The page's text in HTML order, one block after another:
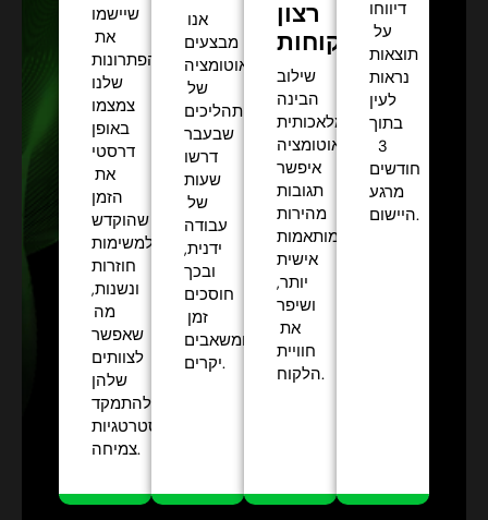
שיישמו
את
הפתרונות
שלנו
צמצמו
באופן
דרסטי
את
הזמן
שהוקדש
למשימות
חוזרות
ונשנות,
מה
שאפשר
לצוותים
שלהן
להתמקד
באסטרטגיות
צמיחה.
אנו
מבצעים
אוטומציה
של
תהליכים
שבעבר
דרשו
שעות
של
עבודה
ידנית,
ובכך
חוסכים
זמן
ומשאבים
יקרים.
רצון
הלקוחות:
שילוב
הבינה
המלאכותית
והאוטומציה
איפשר
תגובות
מהירות
ומותאמות
אישית
יותר,
ושיפר
את
חוויית
הלקוח.
דיווחו
על
תוצאות
נראות
לעין
בתוך
3
חודשים
מרגע
היישום.